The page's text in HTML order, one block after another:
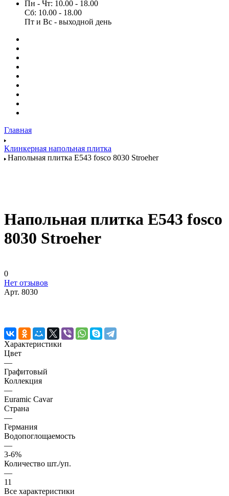
Пн - Чт: 10.00 - 18.00
Сб: 10.00 - 18.00
Пт и Вс - выходной день
Главная
Клинкерная напольная плитка
Напольная плитка E543 fosco 8030 Stroeher
Напольная плитка E543 fosco
8030 Stroeher
0
Нет отзывов
Арт. 8030
Характеристики
Цвет
—
Графитовый
Коллекция
—
Euramic Cavar
Страна
—
Германия
Водопоглощаемость
—
3-6%
Количество шт./уп.
—
11
Все характеристики